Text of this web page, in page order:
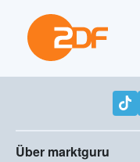
Über marktguru